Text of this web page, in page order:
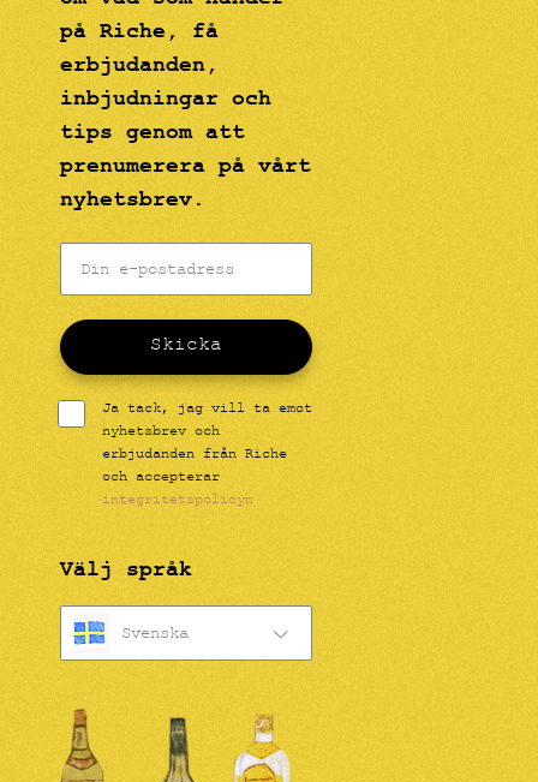
på Riche, få
erbjudanden,
inbjudningar och
tips genom att
prenumerera på vårt
nyhetsbrev.
Skicka
Ja tack, jag vill ta emot
nyhetsbrev och
erbjudanden från Riche
och accepterar
integritetspolicyn
Välj språk
Svenska